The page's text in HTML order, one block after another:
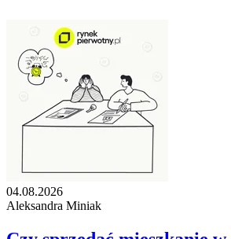
04.08.2026
Aleksandra Miniak